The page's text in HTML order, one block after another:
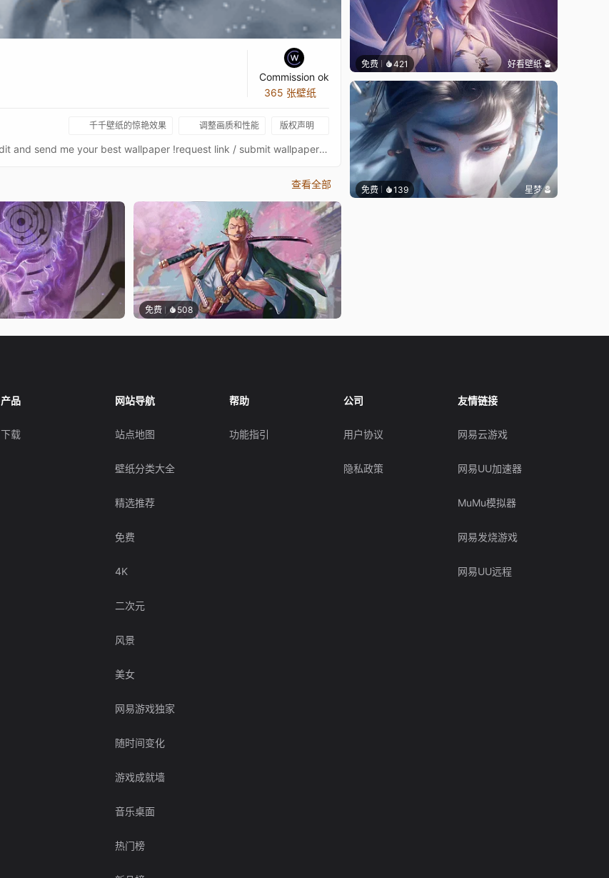
Commission ok
365 张壁纸
千千壁纸的惊艳效果 调整画质和性能 版权声明
You can make your request what wallpaper you want me to edit and send me your best wallpaper !request link / submit wallpaper ----- http://wishes2.com/hwp ************************************************************************************If you are willing to donate, address is belowEven amounts as small as a dollar are big helps! so thank you!Paypal --------------- tancheehan@hotmail.comDonation link ----- https://streamlabs.com/cybustcheehan************************************************************************************Youtube link ----- > http://www.youtube.com/channel/UCg1M7b8SWARrH--5Cfn617w************************************************************************************************************************************************************************Business Inquiries/Propose comission for specific wallpaper.tancheehan@hotmail.comArt by: Dao Trong Le - https://www.artstation.com/artwork/XlxnD
查看全部
免费 508
免费 421 好看壁纸
免费 139 星梦
产品
下载
网站导航
站点地图
壁纸分类大全
精选推荐
免费
4K
二次元
风景
美女
网易游戏独家
随时间变化
游戏成就墙
音乐桌面
热门榜
帮助
功能指引
公司
用户协议
隐私政策
友情链接
网易云游戏
网易UU加速器
MuMu模拟器
网易发烧游戏
网易UU远程